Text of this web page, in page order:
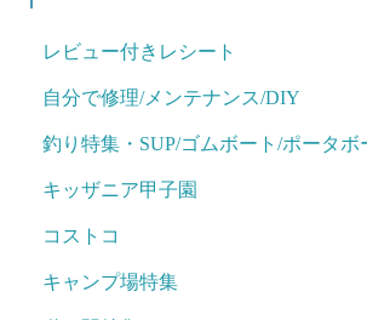
レビュー付きレシート
自分で修理/メンテナンス/DIY
釣り特集・SUP/ゴムボート/ポータボ
キッザニア甲子園
コストコ
キャンプ場特集